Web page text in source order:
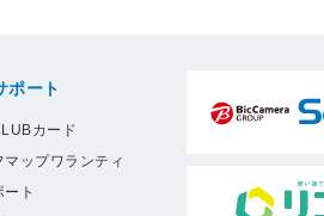
ポート
カード
ップワランティ
ト